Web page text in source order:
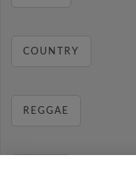
COUNTRY
REGGAE